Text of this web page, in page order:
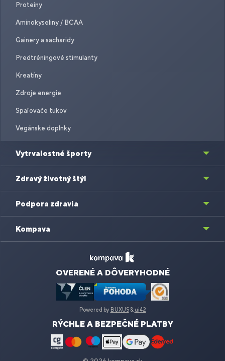
Proteíny
Aminokyseliny / BCAA
Gainery a sacharidy
Predtréningové stimulanty
Kreatíny
Zdroje energie
Spaľovače tukov
Vegánske doplnky
Vytrvalostné športy
Zdravý životný štýl
Podpora zdravia
Kompava
OVERENÉ A DÔVERYHODNÉ
Powered by BUXUS& ui42
RÝCHLE A BEZPEČNÉ PLATBY